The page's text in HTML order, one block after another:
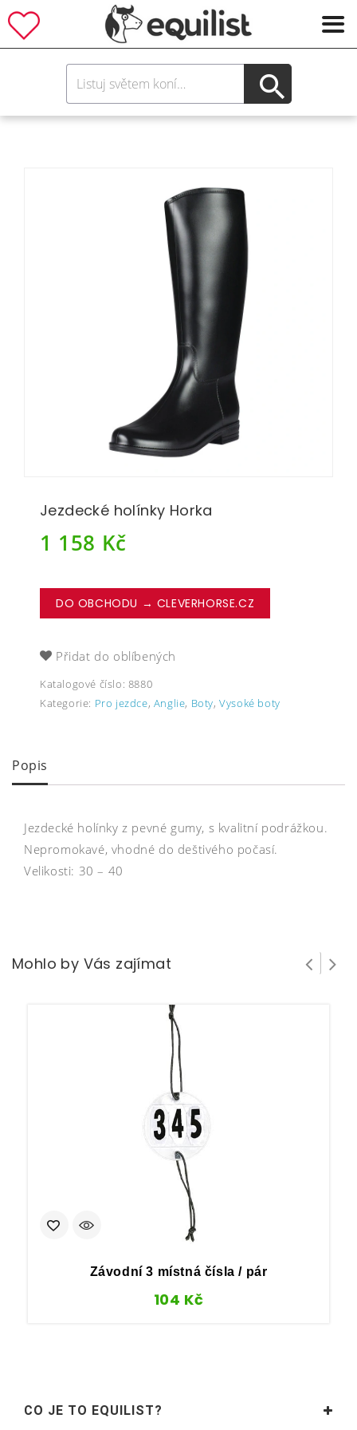
Jezdecké holínky Horka
1 158 Kč
DO OBCHODU → CLEVERHORSE.CZ
Přidat do oblíbených
Katalogové číslo: 8880
Kategorie: Pro jezdce, Anglie, Boty,Vysoké boty
Popis
Jezdecké holínky z pevné gumy, s kvalitní podrážkou.
Nepromokavé, vhodné do deštivého počasí.
Velikosti: 30 – 40
Mohlo by Vás zajímat
Závodní 3 místná čísla / pár
104 Kč
CO JE TO EQUILIST?